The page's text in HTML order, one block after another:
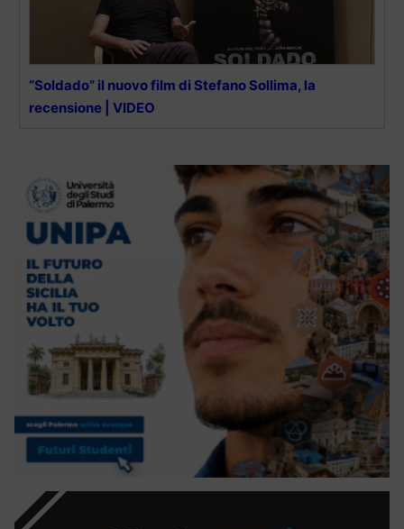
“Soldado” il nuovo film di Stefano Sollima, la
recensione | VIDEO